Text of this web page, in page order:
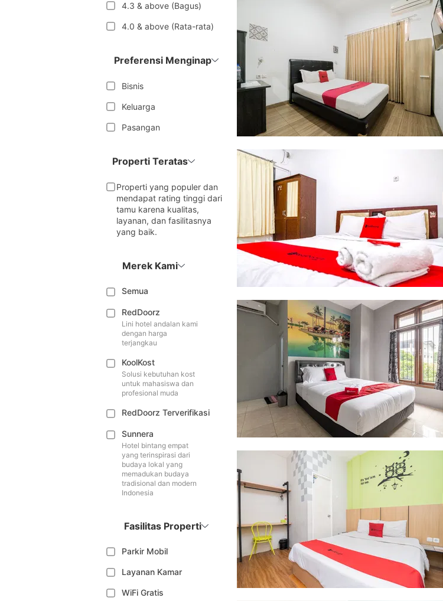
4.3 & above (Bagus)
4.0 & above (Rata-rata)
Preferensi Menginap
Bisnis
Keluarga
Pasangan
Properti Teratas
Properti yang populer dan
mendapat rating tinggi dari
tamu karena kualitas,
layanan, dan fasilitasnya
yang baik.
Merek Kami
Semua
RedDoorz
Lini hotel andalan kami
dengan harga
terjangkau
KoolKost
Solusi kebutuhan kost
untuk mahasiswa dan
profesional muda
RedDoorz Terverifikasi
Sunnera
Hotel bintang empat
yang terinspirasi dari
budaya lokal yang
memadukan budaya
tradisional dan modern
Indonesia
Fasilitas Properti
Parkir Mobil
Layanan Kamar
WiFi Gratis